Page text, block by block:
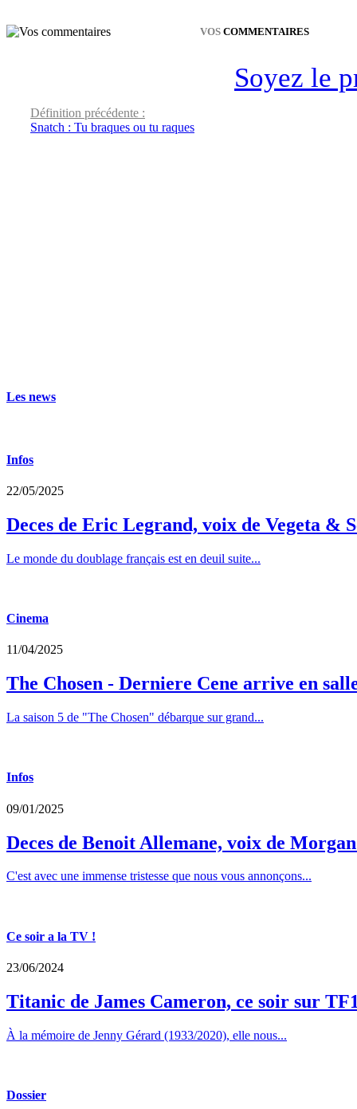
VOS COMMENTAIRES
Soyez le
Définition précédente :
Snatch : Tu braques ou tu raques
Les news
Infos
22/05/2025
Deces de Eric Legrand, voix de Vegeta &
Le monde du doublage français est en deuil suite...
Cinema
11/04/2025
The Chosen - Derniere Cene arrive en
La saison 5 de "The Chosen" débarque sur grand...
Infos
09/01/2025
Deces de Benoit Allemane, voix de
C'est avec une immense tristesse que nous vous annonçons...
Ce soir a la TV !
23/06/2024
Titanic de James Cameron, ce soir sur
À la mémoire de Jenny Gérard (1933/2020), elle nous...
Dossier